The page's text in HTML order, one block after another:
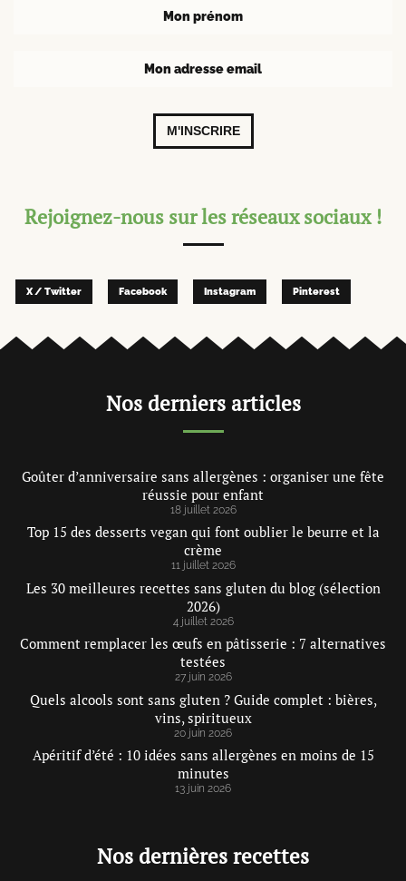
M'INSCRIRE
Rejoignez-nous sur les réseaux sociaux !
X / Twitter Facebook Instagram Pinterest
Nos derniers articles
Goûter d’anniversaire sans allergènes : organiser une fête
réussie pour enfant
18 juillet 2026
Top 15 des desserts vegan qui font oublier le beurre et la
crème
11 juillet 2026
Les 30 meilleures recettes sans gluten du blog (sélection
2026)
4 juillet 2026
Comment remplacer les œufs en pâtisserie : 7 alternatives
testées
27 juin 2026
Quels alcools sont sans gluten ? Guide complet : bières,
vins, spiritueux
20 juin 2026
Apéritif d’été : 10 idées sans allergènes en moins de 15
minutes
13 juin 2026
Nos dernières recettes